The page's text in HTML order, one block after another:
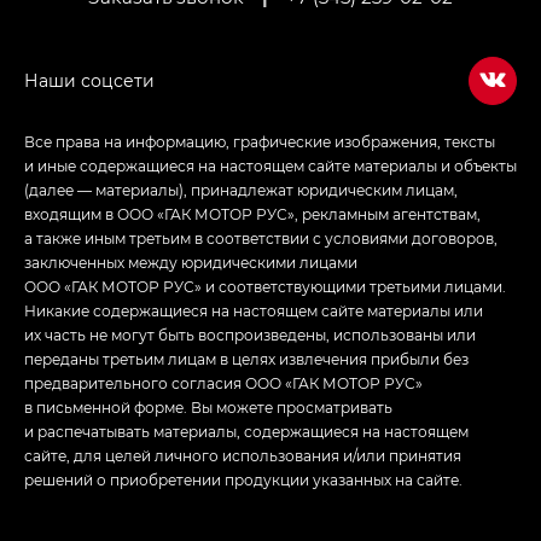
Все права на информацию, графические изображения, тексты
и иные содержащиеся на настоящем сайте материалы и объекты
(далее — материалы), принадлежат юридическим лицам,
входящим в ООО «ГАК МОТОР РУС», рекламным агентствам,
а также иным третьим в соответствии с условиями договоров,
заключенных между юридическими лицами
ООО «ГАК МОТОР РУС» и соответствующими третьими лицами.
Никакие содержащиеся на настоящем сайте материалы или
их часть не могут быть воспроизведены, использованы или
переданы третьим лицам в целях извлечения прибыли без
предварительного согласия ООО «ГАК МОТОР РУС»
в письменной форме. Вы можете просматривать
и распечатывать материалы, содержащиеся на настоящем
сайте, для целей личного использования и/или принятия
решений о приобретении продукции указанных на сайте.